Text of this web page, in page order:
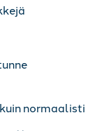
normaalisti